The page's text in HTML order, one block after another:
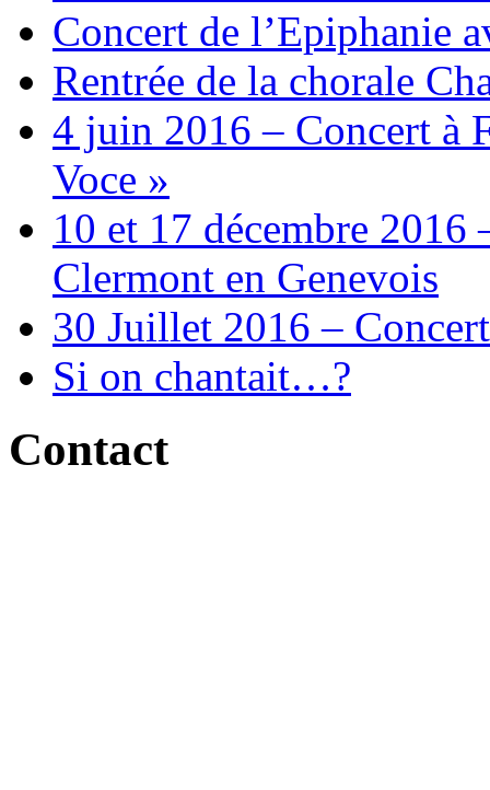
Concert de l’Epiphanie
Rentrée de la chorale
4 juin 2016 – Concert à
Voce »
10 et 17 décembre
Clermont en Genevois
30 Juillet 2016 –
Si on chantait…?
Contact